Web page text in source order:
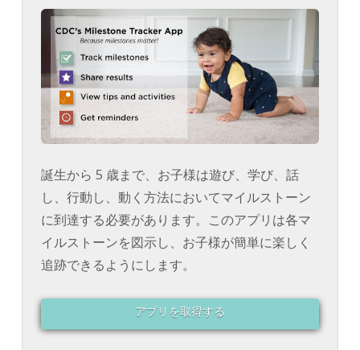
誕生から 5 歳まで、お子様は遊び、学び、話
し、行動し、動く方法においてマイルストーン
に到達する必要があります。このアプリは各マ
イルストーンを図示し、お子様が簡単に楽しく
追跡できるようにします。
アプリを取得する